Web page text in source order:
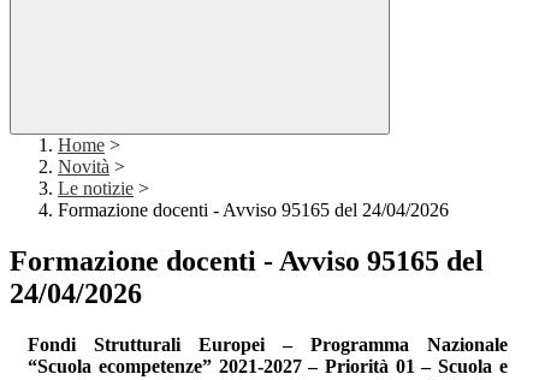
Home >
Novità >
Le notizie >
Formazione docenti - Avviso 95165 del 24/04/2026
Formazione docenti - Avviso 95165 del
24/04/2026
Fondi Strutturali Europei – Programma Nazionale
“Scuola ecompetenze” 2021-2027 – Priorità 01 – Scuola e